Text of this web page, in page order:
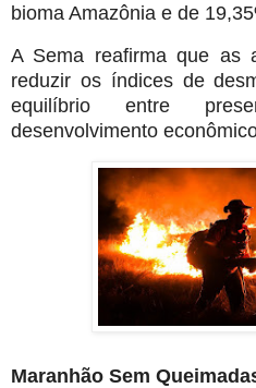
bioma Amazônia e de
A Sema reafirma que as
reduzir os índices de
equilíbrio entre
desenvolvimento
Maranhão Sem